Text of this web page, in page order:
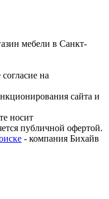
мебели в Санкт-
на
сайта и
носит
публичной офертой.
- компания Бихайв